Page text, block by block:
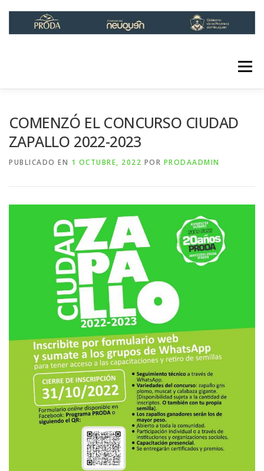
Menú
COMENZÓ EL CONCURSO CIUDAD
ZAPALLO 2022-2023
PUBLICADO EN 1 OCTUBRE, 2022 POR PRODAADMIN